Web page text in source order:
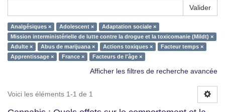
Valider
Analgésiques × Adolescent ×
Adaptation sociale ×
Mission interministérielle de lutte contre la drogue et la toxicomanie (Mildt) ×
Adulte ×
Abus de marijuana × Actions toxiques ×
Facteur temps ×
Apprentissage ×
France × Facteurs de l'âge ×
Afficher les filtres de recherche avancée
Voici les éléments 1-1 de 1